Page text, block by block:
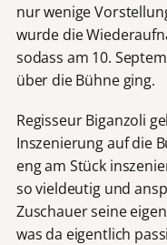
nur wenige
wurde die
sodass am 10.
über die Bühne ging.
Regisseur Biganzoli
Inszenierung auf die
eng am Stück
so vieldeutig und
Zuschauer seine
was da eigentlich